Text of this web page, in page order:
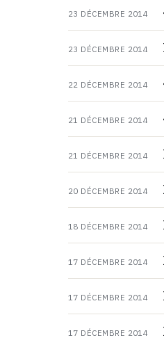
23 DÉCEMBRE 2014
23 DÉCEMBRE 2014
22 DÉCEMBRE 2014
21 DÉCEMBRE 2014
21 DÉCEMBRE 2014
20 DÉCEMBRE 2014
18 DÉCEMBRE 2014
17 DÉCEMBRE 2014
17 DÉCEMBRE 2014
17 DÉCEMBRE 2014